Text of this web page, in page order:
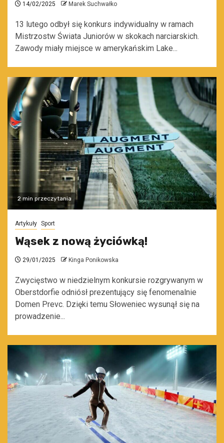
14/02/2025 Marek Suchwałko
13 lutego odbył się konkurs indywidualny w ramach
Mistrzostw Świata Juniorów w skokach narciarskich.
Zawody miały miejsce w amerykańskim Lake...
2 min przeczytania
Artykuły Sport
Wąsek z nową życiówką!
29/01/2025 Kinga Ponikowska
Zwycięstwo w niedzielnym konkursie rozgrywanym w
Oberstdorfie odniósł prezentujący się fenomenalnie
Domen Prevc. Dzięki temu Słoweniec wysunął się na
prowadzenie...